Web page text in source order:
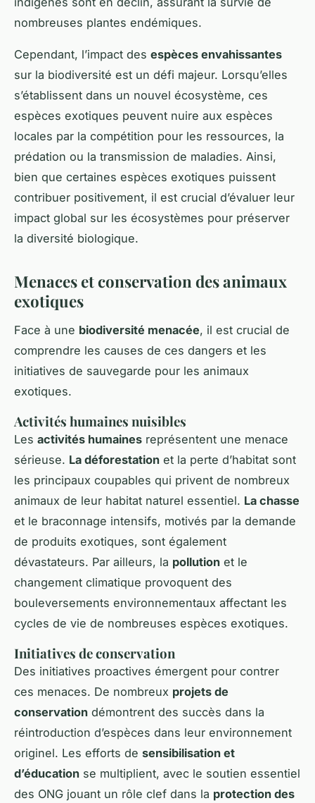
nombreuses plantes endémiques.
Cependant, l’impact des espèces envahissantes
sur la biodiversité est un défi majeur. Lorsqu’elles
s’établissent dans un nouvel écosystème, ces
espèces exotiques peuvent nuire aux espèces
locales par la compétition pour les ressources, la
prédation ou la transmission de maladies. Ainsi,
bien que certaines espèces exotiques puissent
contribuer positivement, il est crucial d’évaluer leur
impact global sur les écosystèmes pour préserver
la diversité biologique.
Menaces et conservation des animaux
exotiques
Face à une biodiversité menacée, il est crucial de
comprendre les causes de ces dangers et les
initiatives de sauvegarde pour les animaux
exotiques.
Activités humaines nuisibles
Les activités humaines représentent une menace
sérieuse. La déforestation et la perte d’habitat sont
les principaux coupables qui privent de nombreux
animaux de leur habitat naturel essentiel. La chasse
et le braconnage intensifs, motivés par la demande
de produits exotiques, sont également
dévastateurs. Par ailleurs, la pollution et le
changement climatique provoquent des
bouleversements environnementaux affectant les
cycles de vie de nombreuses espèces exotiques.
Initiatives de conservation
Des initiatives proactives émergent pour contrer
ces menaces. De nombreux projets de
conservation démontrent des succès dans la
réintroduction d’espèces dans leur environnement
originel. Les efforts de sensibilisation et
d’éducation se multiplient, avec le soutien essentiel
des ONG jouant un rôle clef dans la protection des